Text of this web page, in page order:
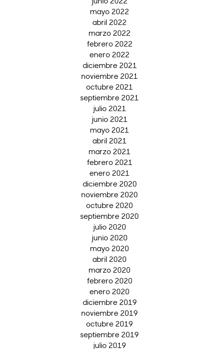
mayo 2022
abril 2022
marzo 2022
febrero 2022
enero 2022
diciembre 2021
noviembre 2021
octubre 2021
septiembre 2021
julio 2021
junio 2021
mayo 2021
abril 2021
marzo 2021
febrero 2021
enero 2021
diciembre 2020
noviembre 2020
octubre 2020
septiembre 2020
julio 2020
junio 2020
mayo 2020
abril 2020
marzo 2020
febrero 2020
enero 2020
diciembre 2019
noviembre 2019
octubre 2019
septiembre 2019
julio 2019